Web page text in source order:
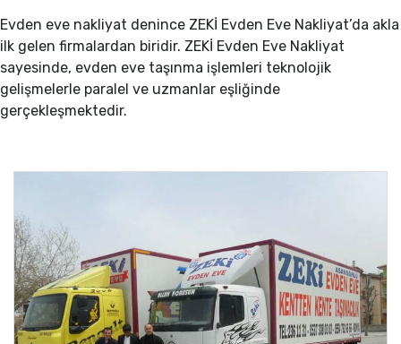
Evden eve nakliyat denince ZEKİ Evden Eve Nakliyat’da akla
ilk gelen firmalardan biridir. ZEKİ Evden Eve Nakliyat
sayesinde, evden eve taşınma işlemleri teknolojik
gelişmelerle paralel ve uzmanlar eşliğinde
gerçekleşmektedir.